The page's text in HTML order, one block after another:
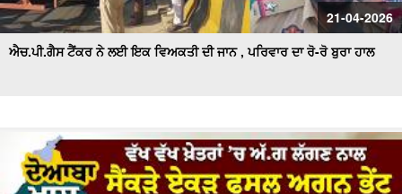
21-04-2026
ਐਚ.ਪੀ.ਗੈਸ ਟੈਂਕਰ ਨੇ ਲਈ ਇਕ ਵਿਅਕਤੀ ਦੀ ਜਾਨ , ਪਰਿਵਾਰ ਦਾ ਰੋ-ਰੋ ਬੁਰਾ ਹਾਲ